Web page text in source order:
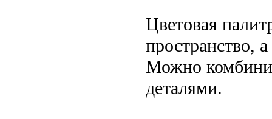
Цветовая
пространство,
Можно
деталями.